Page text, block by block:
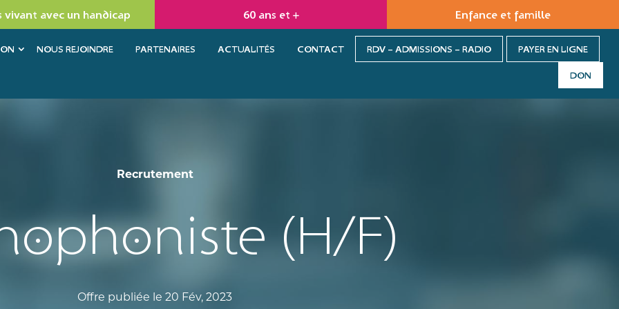
vivant avec un handicap 60 ans et + Enfance et famille
NOUS REJOINDRE PARTENAIRES ACTUALITÉS CONTACT RDV – ADMISSIONS – RADIO PAYER EN LIGNE
DON
Recrutement
(H/F)
Offre publiée le 20 Fév, 2023